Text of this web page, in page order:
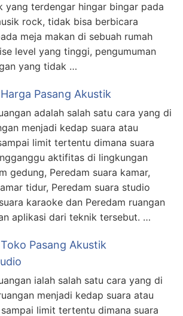
yang terdengar hingar bingar pada
rock, tidak bisa berbicara
meja makan di sebuah rumah
level yang tinggi, pengumuman
yang tidak …
Pasang Akustik
adalah salah satu cara yang di
menjadi kedap suara atau
limit tertentu dimana suara
aktifitas di lingkungan
gedung, Peredam suara kamar,
tidur, Peredam suara studio
karaoke dan Peredam ruangan
aplikasi dari teknik tersebut. …
Pasang Akustik
ialah salah satu cara yang di
menjadi kedap suara atau
limit tertentu dimana suara